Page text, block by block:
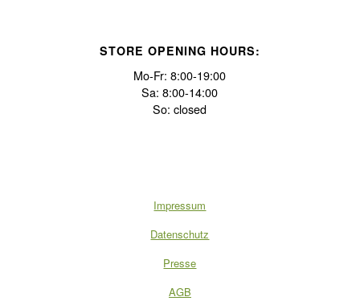
STORE OPENING HOURS:
Mo-Fr: 8:00-19:00
Sa: 8:00-14:00
So: closed
Impressum
Datenschutz
Presse
AGB